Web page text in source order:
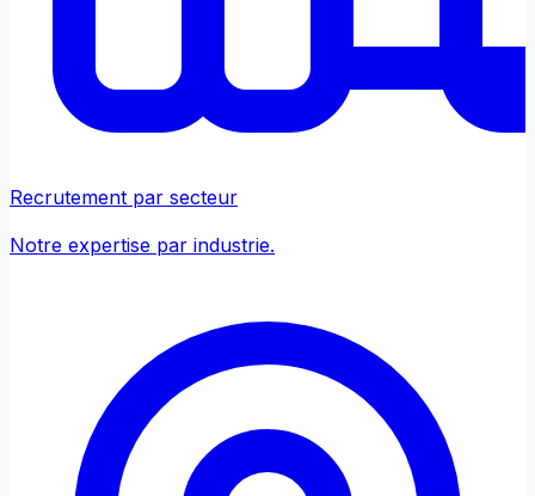
Recrutement par secteur
Notre expertise par industrie.